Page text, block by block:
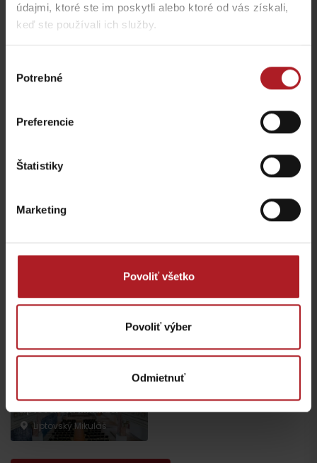
údajmi, ktoré ste im poskytli alebo ktoré od vás získali,
keď ste používali ich služby.
súhlasu
Potrebné
Preferencie
Štatistiky
Marketing
Povoliť všetko
Povoliť výber
Odmietnuť
Aktivity a relax v gh blízkosti:
LET BALÓNOM
Rumanský art centre
KONGRES: Hotel
Liptovský Mikuláš
Židovská synagóga v
Liptovskom Mikuláši
Liptovský Mikuláš